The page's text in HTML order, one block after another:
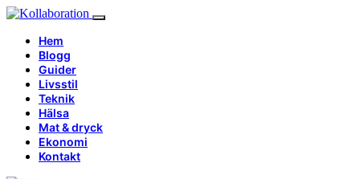
Hem
Blogg
Guider
Livsstil
Teknik
Hälsa
Mat & dryck
Ekonomi
Kontakt